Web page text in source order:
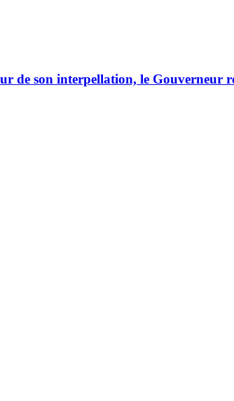
de son interpellation, le Gouverneur